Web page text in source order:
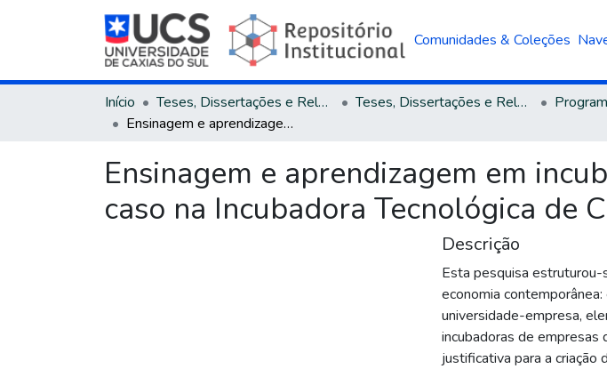
Comunidades & Coleções
Início Teses, Dissertações e Relatórios Teses, Dissertações e Relatórios defendidos na UCS
Ensinagem e aprendizagem em incubadora tecnológica: um estudo de caso na Incubadora Tecnológica de Caxias do Sul
Ensinagem e aprendizagem em
caso na Incubadora Tecnológica de
Descrição
Esta pesquisa
economia
universidade-empresa,
incubadoras de empresas
justificativa para a